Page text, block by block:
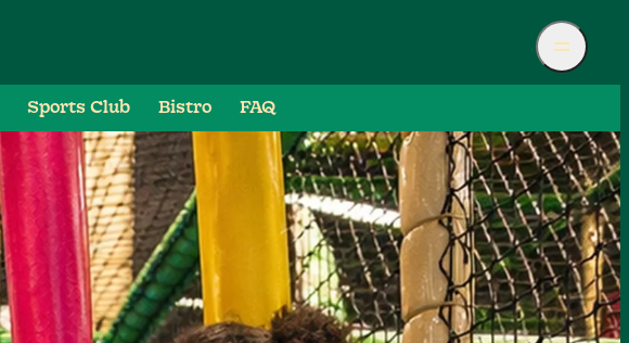
Sports Club Bistro FAQ